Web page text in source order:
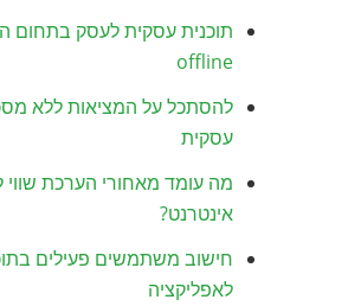
offline
להסתכל על המציאות ללא
עסקית
מה עומד מאחורי הערכת
אינטרנט?
חישוב משתמשים פעילים
לאפליקציה